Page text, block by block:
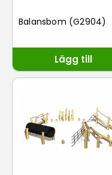
Balansbom (G2904)
Lägg till